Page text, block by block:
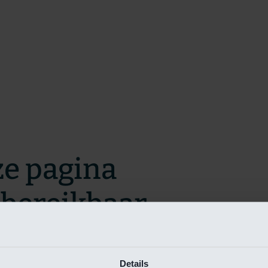
Details
pagina
zo snel mogelijk te verhelpen.